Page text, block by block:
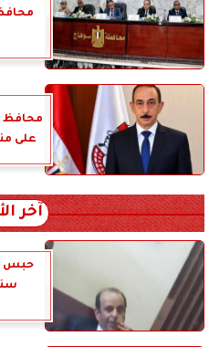
محافظ
على منحة 10 ملايين
آخر